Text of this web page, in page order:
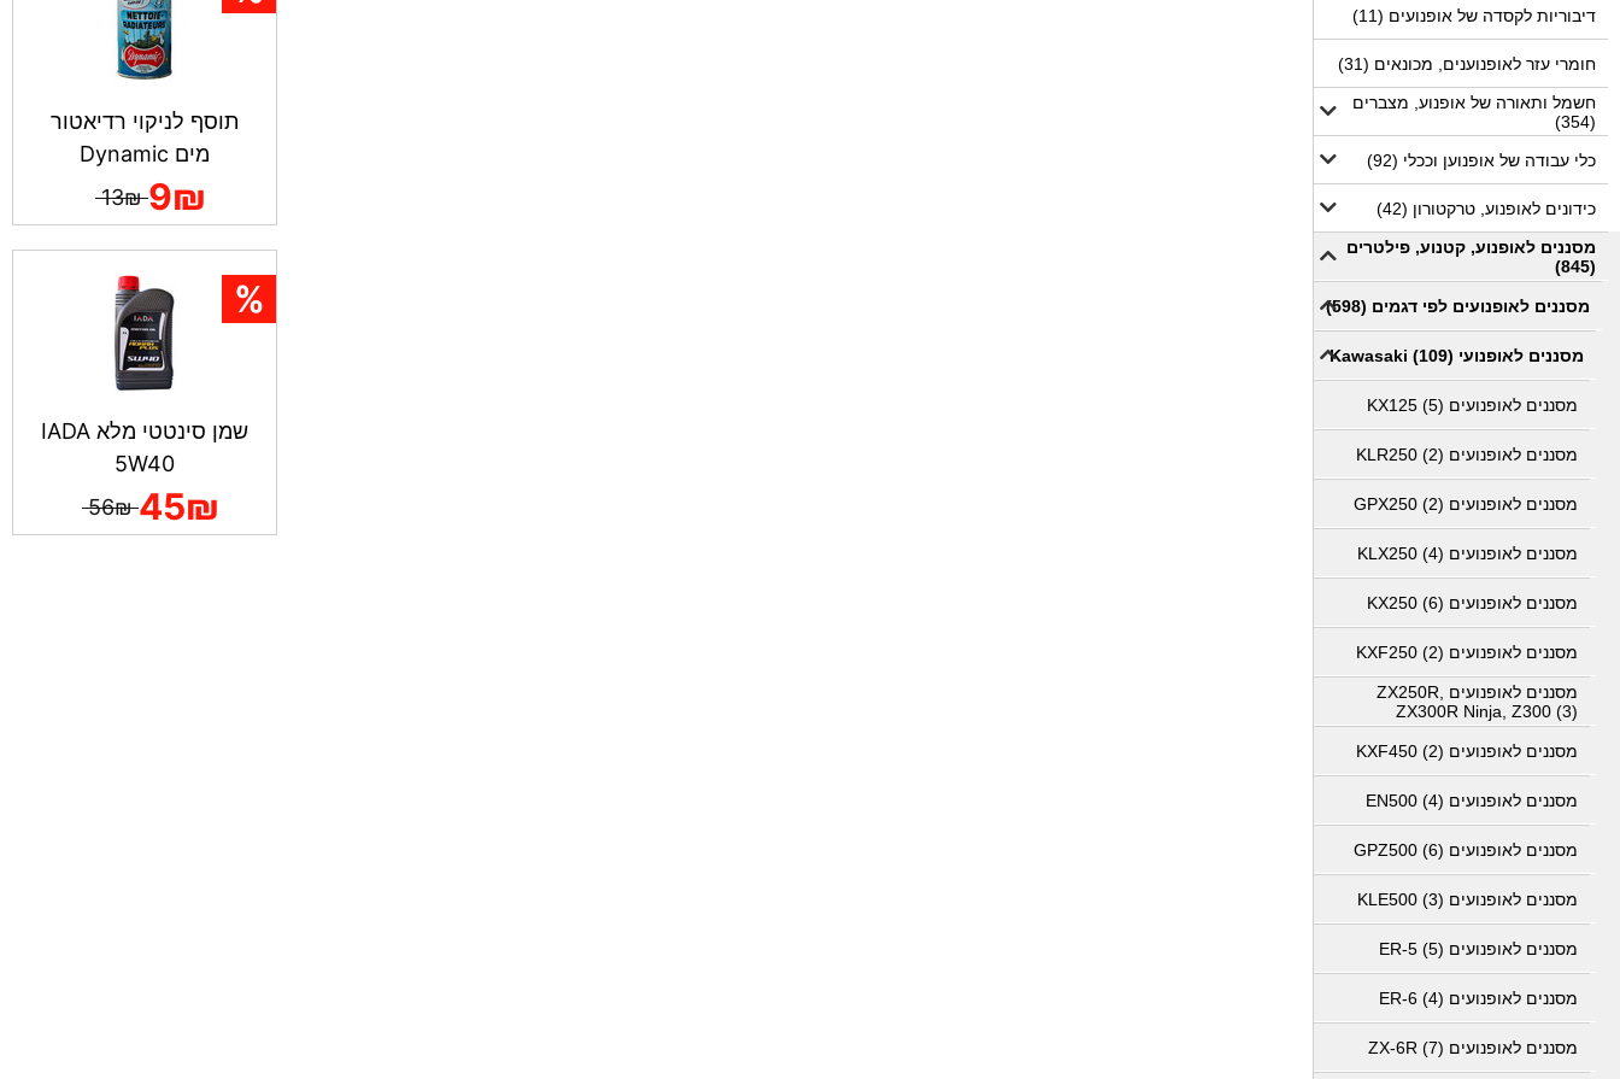
דיבוריות לקסדה של אופנועים (11)
חומרי עזר לאופנוענים, מכונאים (31)
חשמל ותאורה של אופנוע, מצברים
(354)
כלי עבודה של אופנוען וככלי (92)
כידונים לאופנוע, טרקטורון (42)
מסננים לאופנוע, קטנוע, פילטרים
(845)
מסננים לאופנועים לפי דגמים (598)
מסננים לאופנועי Kawasaki (109)
מסננים לאופנועים KX125 (5)
מסננים לאופנועים KLR250 (2)
מסננים לאופנועים GPX250 (2)
מסננים לאופנועים KLX250 (4)
מסננים לאופנועים KX250 (6)
מסננים לאופנועים KXF250 (2)
מסננים לאופנועים ZX250R,
ZX300R Ninja, Z300 (3)
מסננים לאופנועים KXF450 (2)
מסננים לאופנועים EN500 (4)
מסננים לאופנועים GPZ500 (6)
מסננים לאופנועים KLE500 (3)
מסננים לאופנועים ER-5 (5)
מסננים לאופנועים ER-6 (4)
מסננים לאופנועים ZX-6R (7)
תוסף לניקוי רדיאטור
מים Dynamic
9₪
13₪
שמן סינטטי מלא IADA
5W40
45₪
56₪